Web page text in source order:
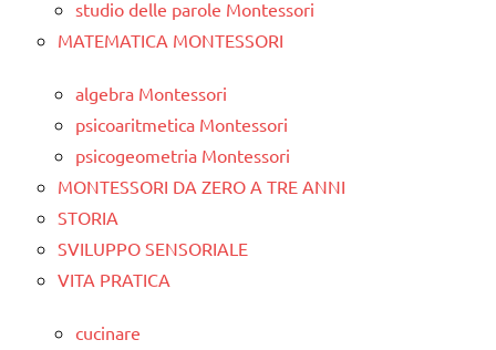
studio delle parole Montessori
MATEMATICA MONTESSORI
algebra Montessori
psicoaritmetica Montessori
psicogeometria Montessori
MONTESSORI DA ZERO A TRE ANNI
STORIA
SVILUPPO SENSORIALE
VITA PRATICA
cucinare